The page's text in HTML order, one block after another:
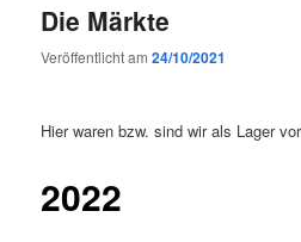
Die Märkte
Veröffentlicht am24/10/2021
Hier waren bzw. sind wir als Lager
2022